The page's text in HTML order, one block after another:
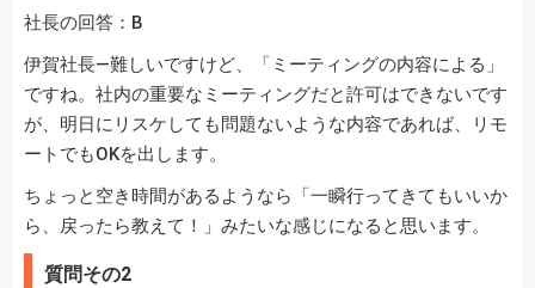
社長の回答：B
伊賀社長—難しいですけど、「ミーティングの内容による」
ですね。社内の重要なミーティングだと許可はできないです
が、明日にリスケしても問題ないような内容であれば、リモ
ートでもOKを出します。
ちょっと空き時間があるようなら「一瞬行ってきてもいいか
ら、戻ったら教えて！」みたいな感じになると思います。
質問その2